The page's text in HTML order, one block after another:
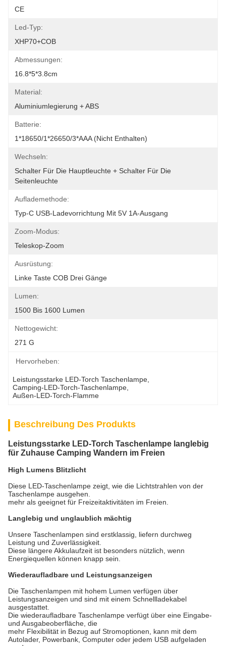
CE
Led-Typ:
XHP70+COB
Abmessungen:
16.8*5*3.8cm
Material:
Aluminiumlegierung + ABS
Batterie:
1*18650/1*26650/3*AAA (nicht Enthalten)
Wechseln:
Schalter Für Die Hauptleuchte + Schalter Für Die
Seitenleuchte
Auflademethode:
Typ-C USB-Ladevorrichtung Mit 5V 1A-Ausgang
Zoom-Modus:
Teleskop-Zoom
Ausrüstung:
Linke Taste COB Drei Gänge
Lumen:
1500 Bis 1600 Lumen
Nettogewicht:
271 G
Hervorheben:
Leistungsstarke LED-Torch Taschenlampe
Camping-LED-Torch-Taschenlampe
Außen-LED-Torch-Flamme
Beschreibung Des Produkts
Leistungsstarke LED-Torch Taschenlampe langlebig
für Zuhause Camping Wandern im Freien
High Lumens Blitzlicht
Diese LED-Taschenlampe zeigt, wie die Lichtstrahlen von der
Taschenlampe ausgehen.
mehr als geeignet für Freizeitaktivitäten im Freien.
Langlebig und unglaublich mächtig
Unsere Taschenlampen sind erstklassig, liefern durchweg
Leistung und Zuverlässigkeit.
Diese längere Akkulaufzeit ist besonders nützlich, wenn
Energiequellen können knapp sein.
Wiederaufladbare und Leistungsanzeigen
Die Taschenlampen mit hohem Lumen verfügen über
Leistungsanzeigen und sind mit einem Schnellladekabel
ausgestattet.
Die wiederaufladbare Taschenlampe verfügt über eine Eingabe-
und Ausgabeoberfläche, die
mehr Flexibilität in Bezug auf Stromoptionen, kann mit dem
Autolader, Powerbank, Computer oder jedem USB aufgeladen